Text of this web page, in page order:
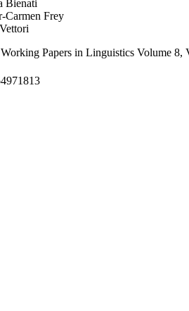
Bienati
Carmen Frey
Papers in Linguistics Volume 8,